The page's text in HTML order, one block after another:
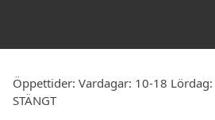
Öppettider: Vardagar: 10-18
STÄNGT